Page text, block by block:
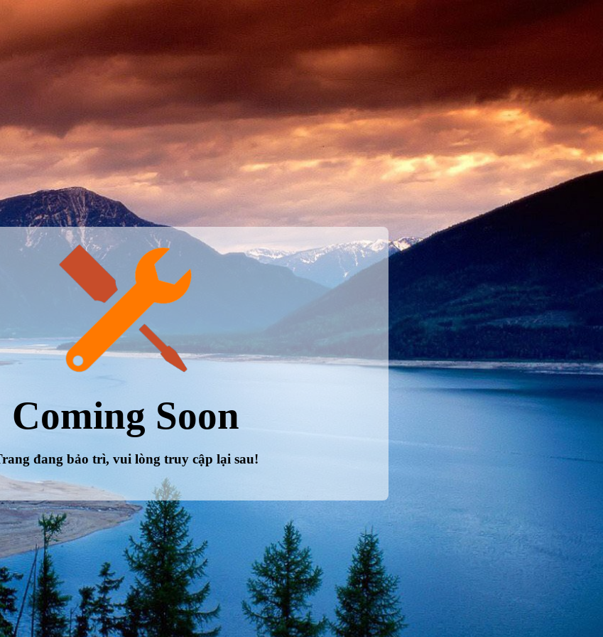
Coming Soon
đang bảo trì, vui lòng truy cập lại sau!